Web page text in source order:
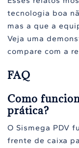
tecnologia boa
mas a que a
Veja uma
compare com a
FAQ
Como
prática?
O Sismega PDV
frente de caixa